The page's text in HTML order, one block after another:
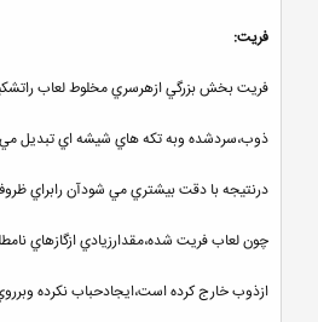
فريت:
فريت بخش بزرگي ازهرسري مخلوط لعاب
ذوب،سردشده وبه تكه هاي شيشه اي تبديل مي
درنتيجه با دقت بيشتري مي شودآن رابراي
چون لعاب فريت شده،مقدارزيادي ازگازهاي
ازذوب خارج كرده است،ايجادحباب نكرده